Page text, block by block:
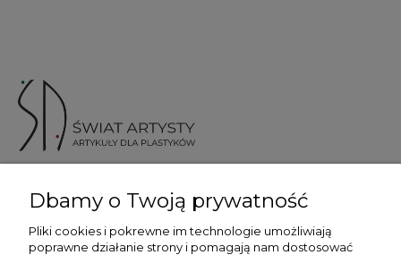
Więcej informacji
Dbamy o Twoją prywatność
Pliki cookies i pokrewne im technologie umożliwiają
poprawne działanie strony i pomagają nam dostosować